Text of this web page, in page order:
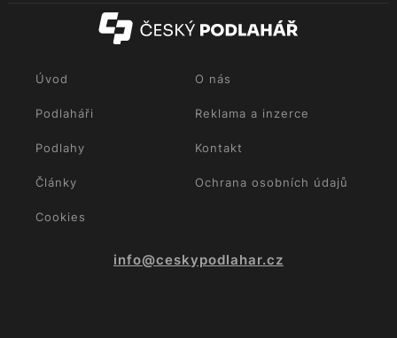
Úvod O nás
Podlaháři Reklama a inzerce
Podlahy Kontakt
Články Ochrana osobních údajů
Cookies
info@ceskypodlahar.cz